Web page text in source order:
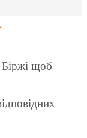
Біржі щоб